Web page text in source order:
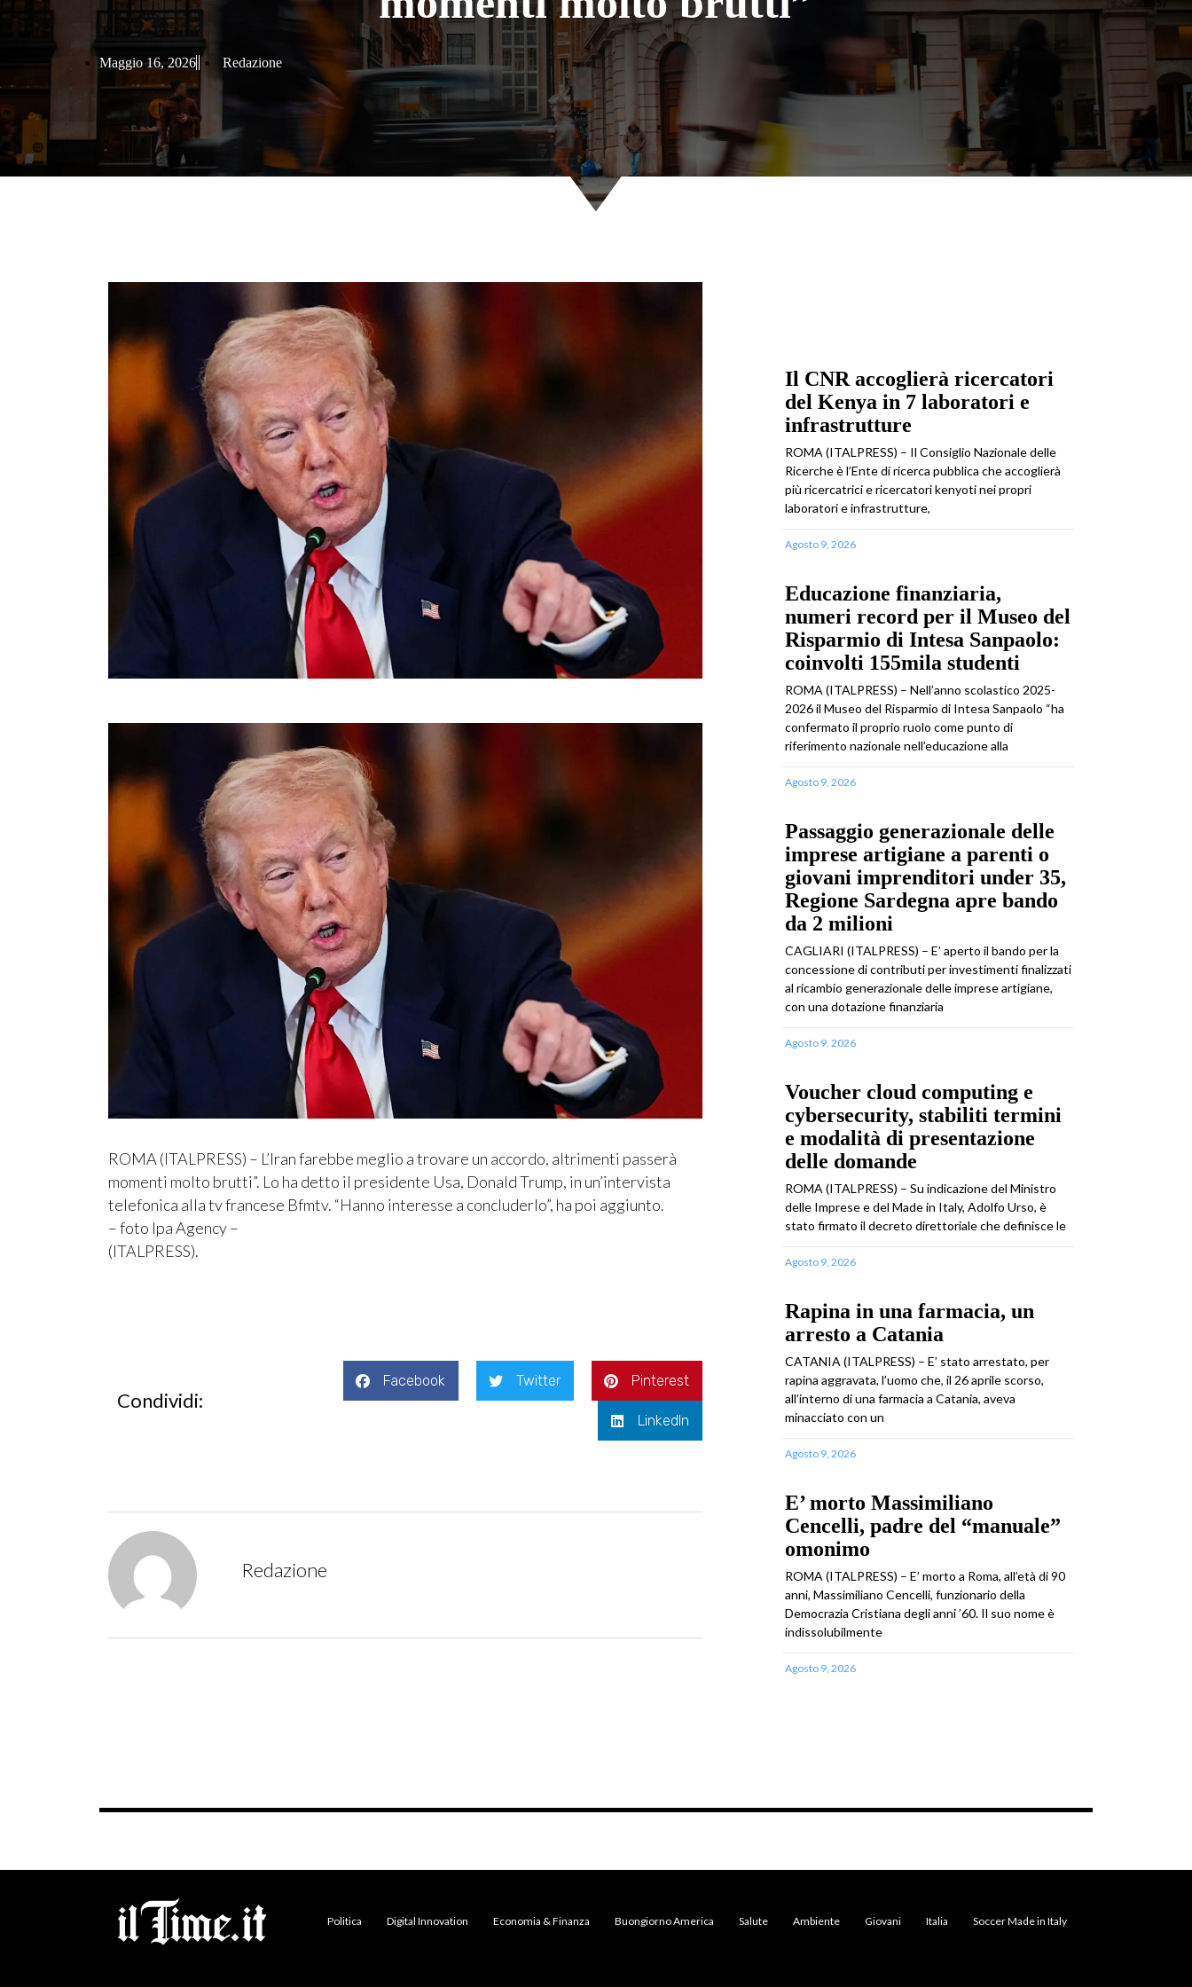
Maggio 16, 2026 Redazione
ROMA (ITALPRESS) – L’Iran farebbe meglio a trovare un accordo, altrimenti passerà
momenti molto brutti”. Lo ha detto il presidente Usa, Donald Trump, in un’intervista
telefonica alla tv francese Bfmtv. “Hanno interesse a concluderlo”, ha poi aggiunto.
– foto Ipa Agency –
(ITALPRESS).
Condividi:
Facebook Twitter Pinterest
LinkedIn
Redazione
Il CNR accoglierà ricercatori
del Kenya in 7 laboratori e
infrastrutture
ROMA (ITALPRESS) – Il Consiglio Nazionale delle
Ricerche è l’Ente di ricerca pubblica che accoglierà
più ricercatrici e ricercatori kenyoti nei propri
laboratori e infrastrutture,
Agosto 9, 2026
Educazione finanziaria,
numeri record per il Museo del
Risparmio di Intesa Sanpaolo:
coinvolti 155mila studenti
ROMA (ITALPRESS) – Nell’anno scolastico 2025-
2026 il Museo del Risparmio di Intesa Sanpaolo “ha
confermato il proprio ruolo come punto di
riferimento nazionale nell’educazione alla
Agosto 9, 2026
Passaggio generazionale delle
imprese artigiane a parenti o
giovani imprenditori under 35,
Regione Sardegna apre bando
da 2 milioni
CAGLIARI (ITALPRESS) – E’ aperto il bando per la
concessione di contributi per investimenti finalizzati
al ricambio generazionale delle imprese artigiane,
con una dotazione finanziaria
Agosto 9, 2026
Voucher cloud computing e
cybersecurity, stabiliti termini
e modalità di presentazione
delle domande
ROMA (ITALPRESS) – Su indicazione del Ministro
delle Imprese e del Made in Italy, Adolfo Urso, è
stato firmato il decreto direttoriale che definisce le
Agosto 9, 2026
Rapina in una farmacia, un
arresto a Catania
CATANIA (ITALPRESS) – E’ stato arrestato, per
rapina aggravata, l’uomo che, il 26 aprile scorso,
all’interno di una farmacia a Catania, aveva
minacciato con un
Agosto 9, 2026
E’ morto Massimiliano
Cencelli, padre del “manuale”
omonimo
ROMA (ITALPRESS) – E’ morto a Roma, all’età di 90
anni, Massimiliano Cencelli, funzionario della
Democrazia Cristiana degli anni ’60. Il suo nome è
indissolubilmente
Agosto 9, 2026
Politica Digital Innovation Economia & Finanza Buongiorno America Salute Ambiente Giovani Italia Soccer Made in Italy